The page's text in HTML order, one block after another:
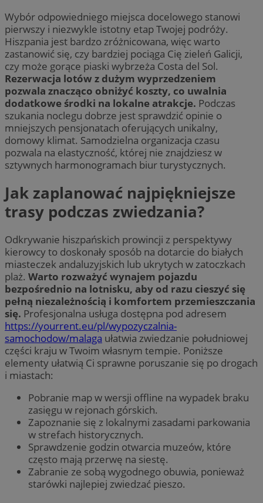
Wybór odpowiedniego miejsca docelowego stanowi
pierwszy i niezwykle istotny etap Twojej podróży.
Hiszpania jest bardzo zróżnicowana, więc warto
zastanowić się, czy bardziej pociąga Cię zieleń Galicji,
czy może gorące piaski wybrzeża Costa del Sol.
Rezerwacja lotów z dużym wyprzedzeniem
pozwala znacząco obniżyć koszty, co uwalnia
dodatkowe środki na lokalne atrakcje. Podczas
szukania noclegu dobrze jest sprawdzić opinie o
mniejszych pensjonatach oferujących unikalny,
domowy klimat. Samodzielna organizacja czasu
pozwala na elastyczność, której nie znajdziesz w
sztywnych harmonogramach biur turystycznych.
Jak zaplanować najpiękniejsze
trasy podczas zwiedzania?
Odkrywanie hiszpańskich prowincji z perspektywy
kierowcy to doskonały sposób na dotarcie do białych
miasteczek andaluzyjskich lub ukrytych w zatoczkach
plaż. Warto rozważyć wynajem pojazdu
bezpośrednio na lotnisku, aby od razu cieszyć się
pełną niezależnością i komfortem przemieszczania
się. Profesjonalna usługa dostępna pod adresem
https://yourrent.eu/pl/wypozyczalnia-
samochodow/malaga ułatwia zwiedzanie południowej
części kraju w Twoim własnym tempie. Poniższe
elementy ułatwią Ci sprawne poruszanie się po drogach
i miastach:
Pobranie map w wersji offline na wypadek braku
zasięgu w rejonach górskich.
Zapoznanie się z lokalnymi zasadami parkowania
w strefach historycznych.
Sprawdzenie godzin otwarcia muzeów, które
często mają przerwę na siestę.
Zabranie ze sobą wygodnego obuwia, ponieważ
starówki najlepiej zwiedzać pieszo.